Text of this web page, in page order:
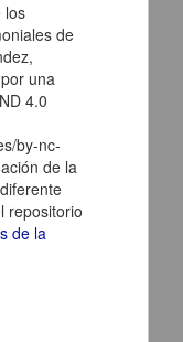
(primeras 5
1907)
como
los
de
una
4.0
by-nc-
de la
repositorio
de la